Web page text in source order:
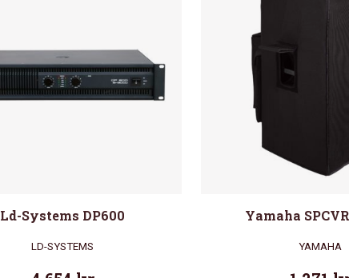
Ld-Systems DP600
LD-SYSTEMS
Yamaha
YAMAHA